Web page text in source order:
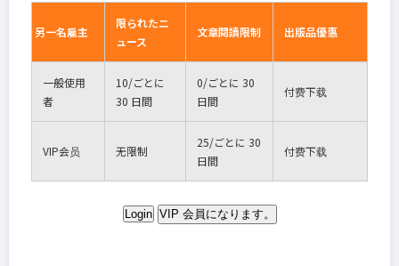
另一名雇主
限られたニ
ュース
文章閱讀限制 出版品優惠
一般使用
者
10/ごとに
30 日間
0/ごとに 30
日間
付费下载
VIP会员 无限制
25/ごとに 30
日間
付费下载
Login VIP 会員になります。